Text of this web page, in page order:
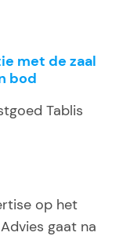
met de zaal
bod
Tablis
op het
gaat na